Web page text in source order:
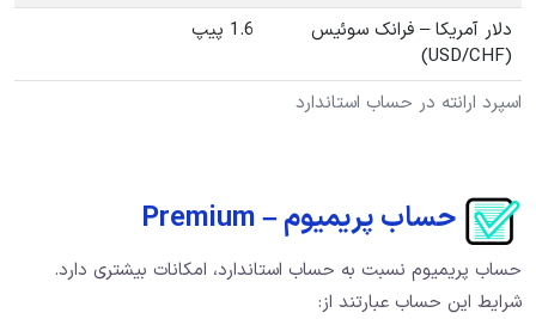
اسپرد ارانته در حساب استاندارد
دلار آمریکا – فرانک سوئیس
(USD/CHF)
1.6 پیپ
حساب پریمیوم – Premium
حساب پریمیوم نسبت به حساب استاندارد، امکانات بیشتری دارد.
شرایط این حساب عبارتند از: